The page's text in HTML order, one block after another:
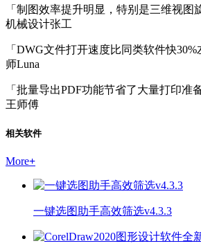
「制图效率提升明显，特别是三维视
机械设计张工
「DWG文件打开速度比同类软件快
师Luna
「批量导出PDF功能节省了大量打印
王师傅
相关软件
More+
一键选图助手高效筛选v4.3.3